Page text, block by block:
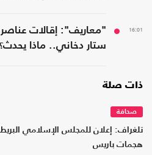
16:01
"معاريف": إقالات
ستار دخاني.. ماذا يحدث؟
ذات صلة
صحافة
تلغراف: إعلان للمجلس الإسلامي
هجمات باريس